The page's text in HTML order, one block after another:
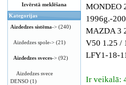
MONDEO
1996g.-
MAZDA 3
V50 1.25 /
LFY1-18-
Ir veikalā:
Izvērstā meklēšana
Kategorijas
Aizdedzes sistēma-> (240)
Aizdedzes spole-> (21)
Aizdedzes sveces-> (92)
Aizdedzes svece
DENSO (1)